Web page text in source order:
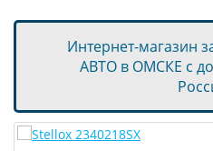
Интернет-магазин
АВТО в ОМСКЕ с